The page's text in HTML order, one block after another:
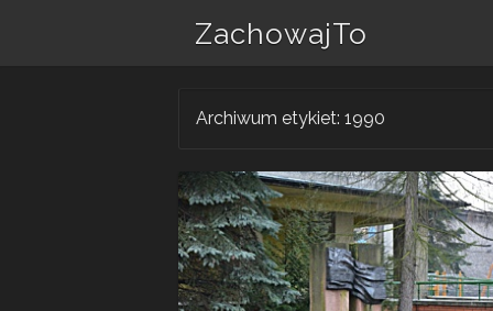
ZachowajTo
Archiwum etykiet: 1990